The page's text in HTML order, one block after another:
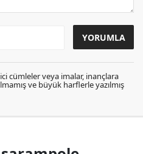
cümleler veya imalar, inançlara
ve büyük harflerle yazılmış